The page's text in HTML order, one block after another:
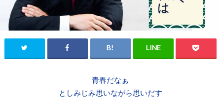
青春だなぁ
としみじみ思いながら思いだす